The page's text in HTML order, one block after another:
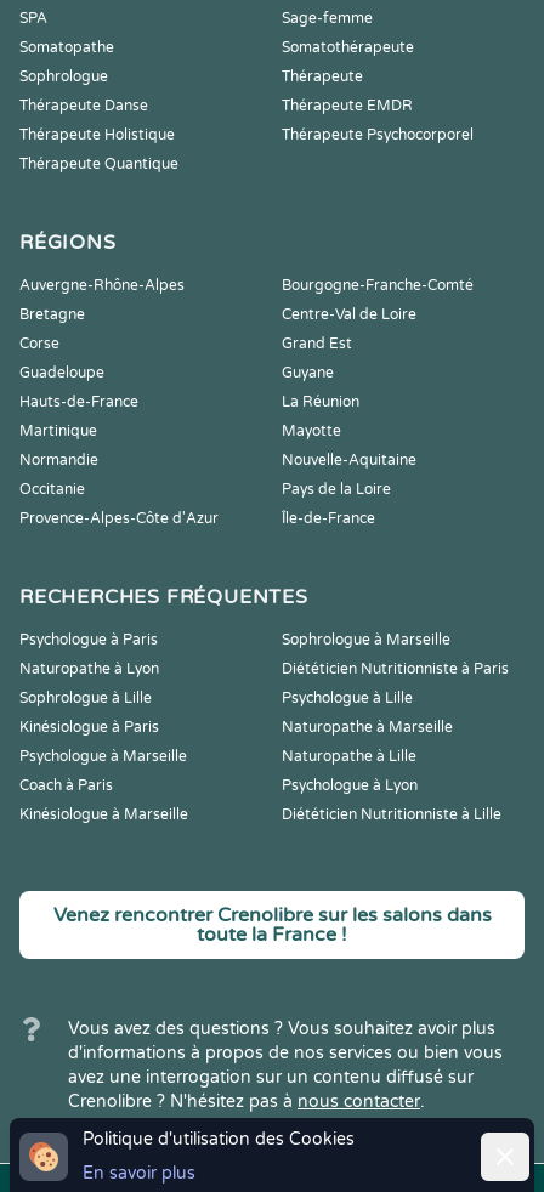
Politique d'utilisation des Cookies
En savoir plus
SPA
Sage-femme
Somatopathe
Somatothérapeute
Sophrologue
Thérapeute
Thérapeute Danse
Thérapeute EMDR
Thérapeute Holistique
Thérapeute Psychocorporel
Thérapeute Quantique
RÉGIONS
Auvergne-Rhône-Alpes
Bourgogne-Franche-Comté
Bretagne
Centre-Val de Loire
Corse
Grand Est
Guadeloupe
Guyane
Hauts-de-France
La Réunion
Martinique
Mayotte
Normandie
Nouvelle-Aquitaine
Occitanie
Pays de la Loire
Provence-Alpes-Côte d'Azur
Île-de-France
RECHERCHES FRÉQUENTES
Psychologue à Paris
Sophrologue à Marseille
Naturopathe à Lyon
Diététicien Nutritionniste à Paris
Sophrologue à Lille
Psychologue à Lille
Kinésiologue à Paris
Naturopathe à Marseille
Psychologue à Marseille
Naturopathe à Lille
Coach à Paris
Psychologue à Lyon
Kinésiologue à Marseille
Diététicien Nutritionniste à Lille
Venez rencontrer Crenolibre sur les salons dans
toute la France !
Vous avez des questions ? Vous souhaitez avoir plus
d'informations à propos de nos services ou bien vous
avez une interrogation sur un contenu diffusé sur
Crenolibre ? N'hésitez pas à nous contacter.